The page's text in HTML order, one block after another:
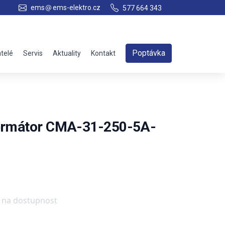
ems ems-elektro.cz 577 664 343
Servis Aktuality Kontakt Poptávka
CMA-31-250-5A-
na dostupnost